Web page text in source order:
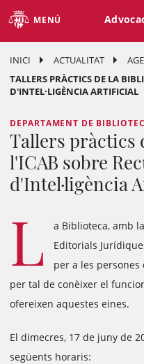
MENÚ
INICI ACTUALITAT
TALLERS PRÀCTICS DE LA
D'INTEL·LIGÈNCIA ARTIFICIAL
DEPARTAMENT DE
Tallers pràctics
l'ICAB sobre
d'Intel·ligència
L
a Biblioteca, amb
Editorials
per a les persones
per tal de conèixer el
ofereixen aquestes eines.
El dimecres, 17 de juny de
següents horaris: